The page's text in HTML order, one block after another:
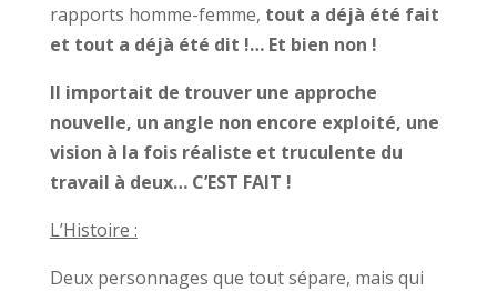
rapports homme-femme, tout a déjà été fait
et tout a déjà été dit !… Et bien non !
Il importait de trouver une approche
nouvelle, un angle non encore exploité, une
vision à la fois réaliste et truculente du
travail à deux… C’EST FAIT !
L’Histoire :
Deux personnages que tout sépare, mais qui